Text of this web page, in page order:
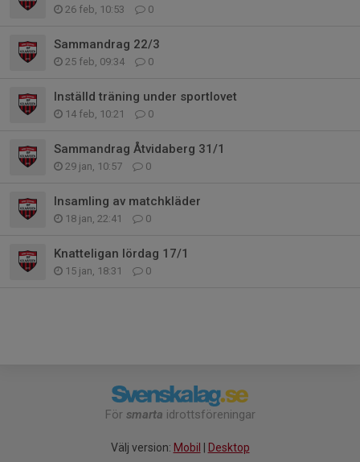
26 feb, 10:53 0
Sammandrag 22/3
25 feb, 09:34 0
Inställd träning under sportlovet
14 feb, 10:21 0
Sammandrag Åtvidaberg 31/1
29 jan, 10:57 0
Insamling av matchkläder
18 jan, 22:41 0
Knatteligan lördag 17/1
15 jan, 18:31 0
För smarta idrottsföreningar
Välj version: Mobil | Desktop